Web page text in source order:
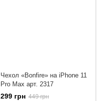
Чехол «Bonfire» на iPhone 11
Pro Max арт. 2317
299 грн 449 грн